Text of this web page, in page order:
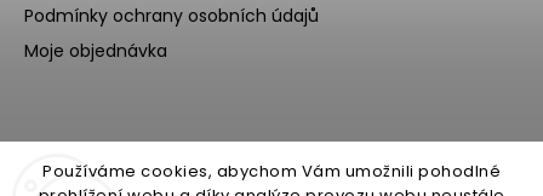
Používáme cookies, abychom Vám umožnili pohodlné
Podmínky ochrany osobních údajů
Moje objednávka